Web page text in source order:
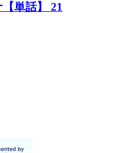
単話】 21